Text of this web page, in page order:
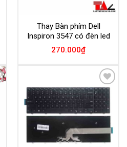
Thay Bàn phím Dell
Inspiron 3547 có đèn led
270.000₫
Add to
Wishlist